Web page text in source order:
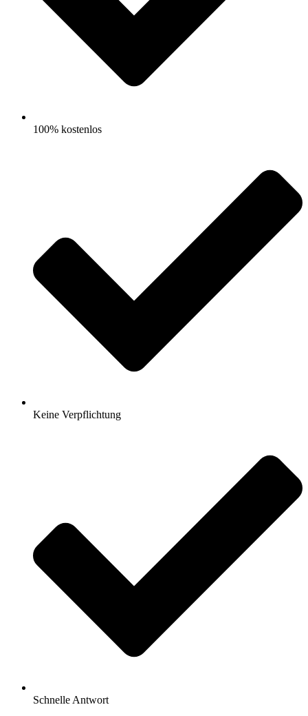
100% kostenlos
Keine Verpflichtung
Schnelle Antwort